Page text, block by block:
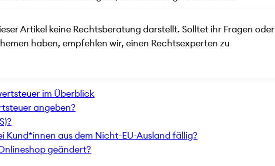
Artikel keine Rechtsberatung darstellt. Solltet ihr Fragen oder
haben, empfehlen wir, einen Rechtsexperten zu
im Überblick
angeben?
Kund*innen aus dem Nicht-EU-Ausland fällig?
geändert?